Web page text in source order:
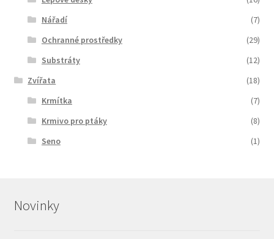
Nářadí
(7)
Ochranné prostředky
(29)
Substráty
(12)
Zvířata
(18)
Krmítka
(7)
Krmivo pro ptáky
(8)
Seno
(1)
Novinky